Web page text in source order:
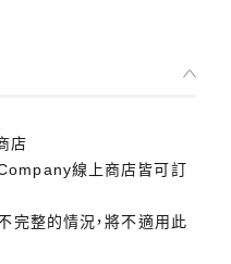
店
線上商店皆可訂
整的情況，將不適用此